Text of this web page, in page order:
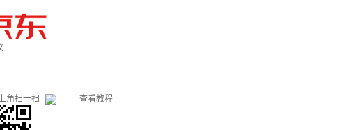
角扫一扫 查看教程